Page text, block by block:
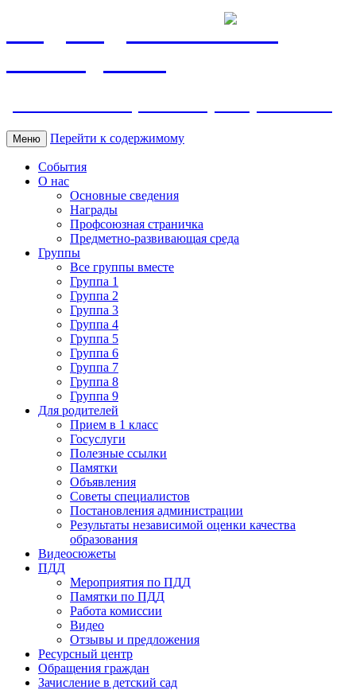
МБДОУ ДС "Калинка"
Меню Перейти к содержимому
События
О нас
Основные сведения
Награды
Профсоюзная страничка
Предметно-развивающая среда
Группы
Все группы вместе
Группа 1
Группа 2
Группа 3
Группа 4
Группа 5
Группа 6
Группа 7
Группа 8
Группа 9
Для родителей
Прием в 1 класс
Госуслуги
Полезные ссылки
Памятки
Объявления
Советы специалистов
Постановления администрации
Результаты независимой оценки качества
образования
Видеосюжеты
ПДД
Мероприятия по ПДД
Памятки по ПДД
Работа комиссии
Видео
Отзывы и предложения
Ресурсный центр
Обращения граждан
Зачисление в детский сад